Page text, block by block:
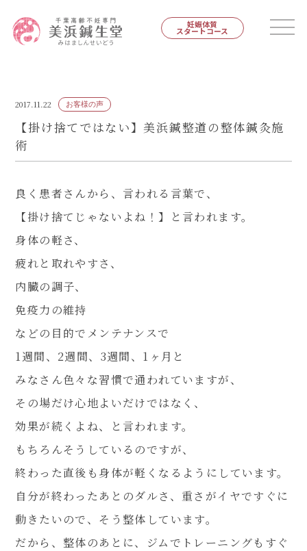
妊娠体質
スタートコース
080-4461-1473
WEB予約
LINE問い合わせ
2017.11.22 お客様の声
【掛け捨てではない】美浜鍼整道の整体鍼灸施
術
良く患者さんから、言われる言葉で、
【掛け捨てじゃないよね！】と言われます。
身体の軽さ、
疲れと取れやすさ、
内臓の調子、
免疫力の維持
などの目的でメンテナンスで
1週間、2週間、3週間、1ヶ月と
みなさん色々な習慣で通われていますが、
その場だけ心地よいだけではなく、
効果が続くよね、と言われます。
もちろんそうしているのですが、
終わった直後も身体が軽くなるようにしています。
自分が終わったあとのダルさ、重さがイヤですぐに
動きたいので、そう整体しています。
だから、整体のあとに、ジムでトレーニングもすぐ